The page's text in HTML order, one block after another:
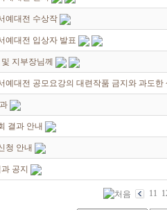
예대전 수상작
예대전 입상자 발표
지부장님께
예대전 공모요강의 대련작품 금지와 과도
결과 안내
청 안내
공지
11